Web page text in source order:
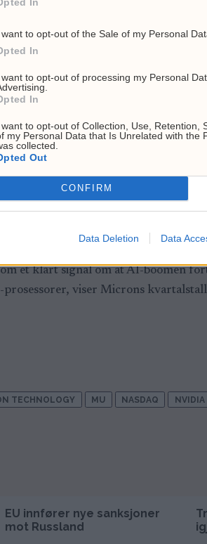
want to opt-out of the Sale of my Personal
In
want to opt-out of processing my Personal
In
want to opt-out of Collection, Use, Retention,
my Personal Data that Is Unrelated with the
collected.
Out
CONFIRM
Data Deletion Data
pressemelding at
Han sa også at de langsiktige
Digital og SanDisk stiger
er opp 2,1 prosent.
kan beholde denne
Samtidig advarer enkelte
prisingsmakten bli svekket.
et klart signal om at AI-boomen
viser Microns
TECHNOLOGY MU NASDAQ NVIDIA
EU innfører nye sanksjoner
mot Russland